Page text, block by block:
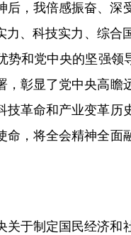
，我倍感振奋、深
、科技实力、综
和党中央的坚强领
彰显了党中央高
革命和产业变革历
，将全会精神全
于制定国民经济和